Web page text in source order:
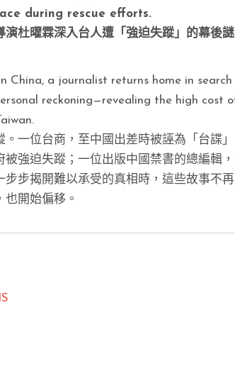
during rescue efforts.
杜曜霖深入台人遭「強迫失蹤」的幕後
China, a journalist returns home in
reckoning—revealing the high cost
一位台商，至中國出差時被誣為「台諜」
強迫失蹤；一位出版中國禁書的總編輯
步揭開難以承受的真相時，這些故事不
開始偏移。